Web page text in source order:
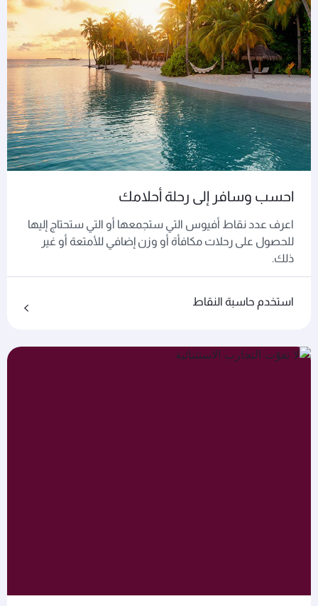
احسب وسافر إلى رحلة أحلامك
اعرف عدد نقاط أفيوس التي ستجمعها أو التي ستحتاج إليها
للحصول على رحلات مكافأة أو وزن إضافي للأمتعة أو غير
ذلك.
استخدم حاسبة النقاط